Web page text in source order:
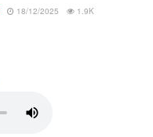
18/12/2025 1.9K